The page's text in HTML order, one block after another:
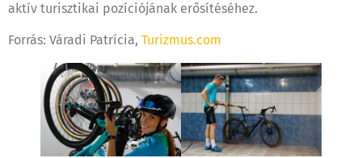
aktív turisztikai pozíciójának erősítéséhez.
Forrás: Váradi Patrícia, Turizmus.com